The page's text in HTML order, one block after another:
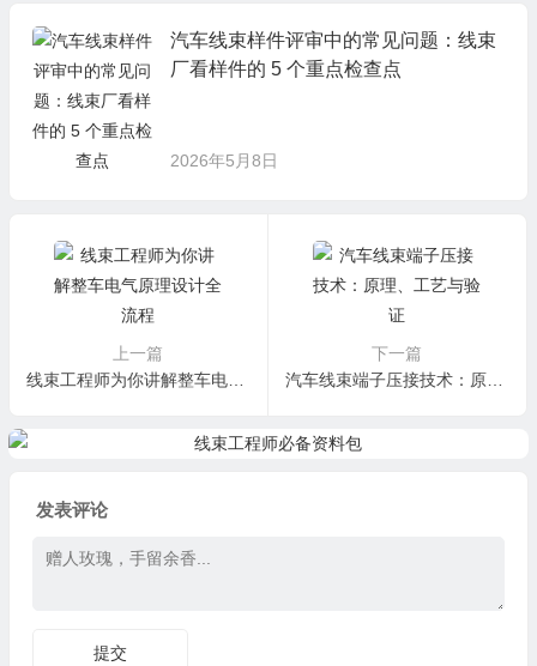
汽车线束样件评审中的常见问题：线束
厂看样件的 5 个重点检查点
2026年5月8日
上一篇
线束工程师为你讲解整车电气原理设计全流程
下一篇
汽车线束端子压接技术：原理、工艺与验证
发表评论